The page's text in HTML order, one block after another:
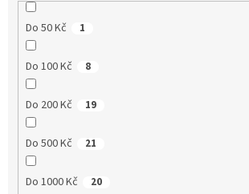
Do 50 Kč 1
Do 100 Kč 8
Do 200 Kč 19
Do 500 Kč 21
Do 1000 Kč 20